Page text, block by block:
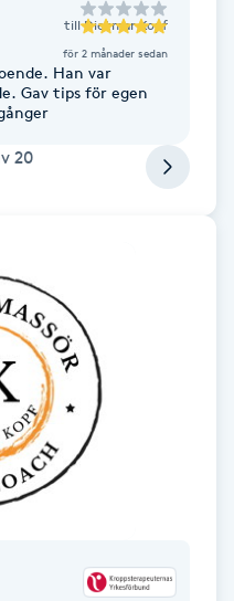
till Dietmar Kopf
för 2 månader sedan
Han var
Gav tips för egen
20